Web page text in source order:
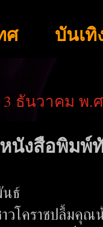
ศ บันเทิ
ธันวาคม พ.ศ
นังสือพิมพ์
นธ์
วโคราชปลื้มคุณ